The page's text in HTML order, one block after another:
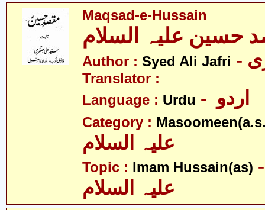
Maqsad-e-Hussain
حسین علیہ السلام
Author : Syed Ali Jafri
Translator :
Language : Urdu
Category :
Topic : Imam Hussain(as)
علیہ السلام